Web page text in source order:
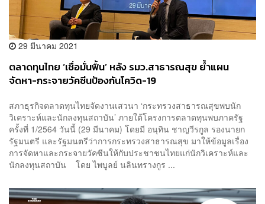
29 มีนาคม 2021
ตลาดทุนไทย ‘เชื่อมั่นฟื้น’ หลัง รมว.สาธารณสุข ย้ำแผน
จัดหา-กระจายวัคซีนป้องกันโควิด-19
สภาธุรกิจตลาดทุนไทยจัดงานเสวนา ‘กระทรวงสาธารณสุขพบนัก
วิเคราะห์และนักลงทุนสถาบัน’ ภายใต้โครงการตลาดทุนพบภาครัฐ
ครั้งที่ 1/2564 วันนี้ (29 มีนาคม) โดยมี อนุทิน ชาญวีรกูล รองนายก
รัฐมนตรี และรัฐมนตรีว่าการกระทรวงสาธารณสุข มาให้ข้อมูลเรื่อง
การจัดหาและกระจายวัคซีนให้กับประชาชนไทยแก่นักวิเคราะห์และ
นักลงทุนสถาบัน โดย ไพบูลย์ นลินทรางกูร ...